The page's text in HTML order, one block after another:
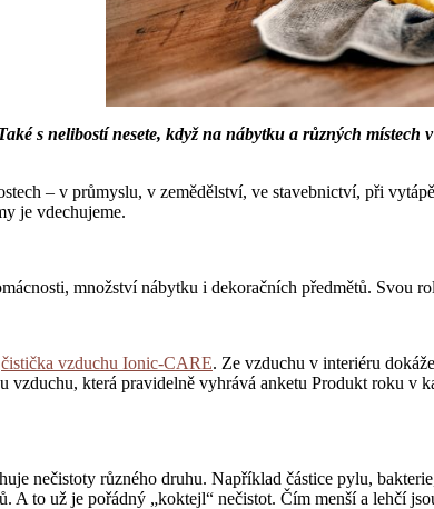
s nelibostí nesete, když na nábytku a různých
– v průmyslu, v zemědělství, ve stavebnictví, při
je vdechujeme.
množství nábytku i dekoračních předmětů. Svou
čistička vzduchu Ionic-CARE. Ze vzduchu v interiéru
vzduchu, která pravidelně vyhrává anketu Produkt roku
nečistoty různého druhu. Například částice pylu,
A to už je pořádný „koktejl“ nečistot. Čím menší a lehčí